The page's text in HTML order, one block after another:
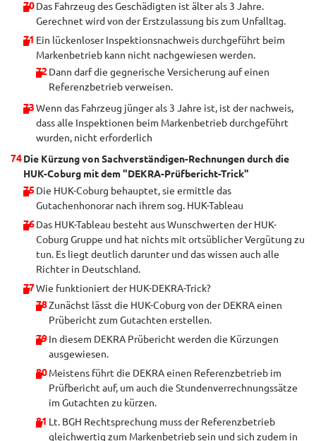
Das Fahrzeug des Geschädigten ist älter als 3 Jahre.
Gerechnet wird von der Erstzulassung bis zum Unfalltag.
Ein lückenloser Inspektionsnachweis durchgeführt beim
Markenbetrieb kann nicht nachgewiesen werden.
Dann darf die gegnerische Versicherung auf einen
Referenzbetrieb verweisen.
Wenn das Fahrzeug jünger als 3 Jahre ist, ist der nachweis,
dass alle Inspektionen beim Markenbetrieb durchgeführt
wurden, nicht erforderlich
Die Kürzung von Sachverständigen-Rechnungen durch die
HUK-Coburg mit dem "DEKRA-Prüfbericht-Trick"
Die HUK-Coburg behauptet, sie ermittle das
Gutachenhonorar nach ihrem sog. HUK-Tableau
Das HUK-Tableau besteht aus Wunschwerten der HUK-
Coburg Gruppe und hat nichts mit ortsüblicher Vergütung zu
tun. Es liegt deutlich darunter und das wissen auch alle
Richter in Deutschland.
Wie funktioniert der HUK-DEKRA-Trick?
Zunächst lässt die HUK-Coburg von der DEKRA einen
Prübericht zum Gutachten erstellen.
In diesem DEKRA Prübericht werden die Kürzungen
ausgewiesen.
Meistens führt die DEKRA einen Referenzbetrieb im
Prüfbericht auf, um auch die Stundenverrechnungssätze
im Gutachten zu kürzen.
Lt. BGH Rechtsprechung muss der Referenzbetrieb
gleichwertig zum Markenbetrieb sein und sich zudem in